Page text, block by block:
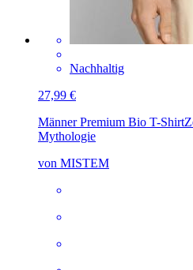
Nachhaltig
27,99 €
Männer Premium Bio T-Shirt
Mythologie
von MISTEM